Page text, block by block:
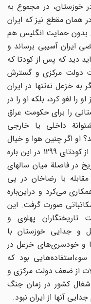
خوزستان، در مجموع به
همان مقطع نیز که ایران
حمایت انگلیس هم
ایران آسیبی برساند و
دید که پس از کودتا که
دولت مرکزی و گسترش
خزعل نه‌تنها در ایران
لغو کرد، بلکه او را در
را برای حکومت عراق
داخلی یا خارجی
او اگر چنین هوا و خیال
خامی در سر می‌داشت می‌بایست قبل از کودتای 1299 در این باره
در فاصلة میان سالهای
مقابله با رضاخان در پی
می‌کرد و دراین‌باره
صورت گرفت. این
پهلوی و
و جدایی خوزستان با
و خودسری‌های خزعل در
بود که
از ضعف دولت مرکزی و
کشور در زمان جنگ
آنها از ایران نبود.